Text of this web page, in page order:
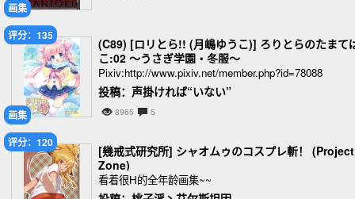
画集
画集
评分：135
(C89) [ロリとら!! (月嶋ゆうこ)] ろりとらのたまて
こ:02 ～うさぎ学園・冬服～
Pixiv:http://www.pixiv.net/member.php?id=78088
投稿：声掛ければ“いない”
8965 5
评分：120
[幾戒式研究所] シャオムゥのコスプレ斬！
Zone)
看着很H的全年龄画集~~